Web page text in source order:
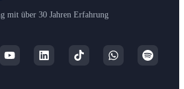
mit über 30 Jahren Erfahrung